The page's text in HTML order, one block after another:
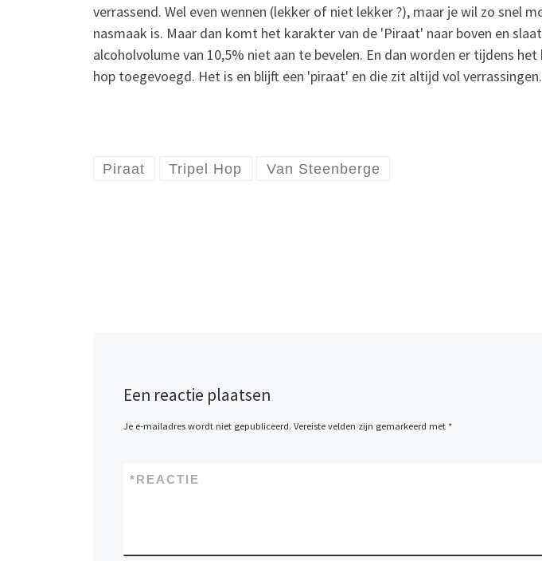
verrassend. Wel even wennen (lekker of niet lekker ?), maar je wil zo snel
nasmaak is. Maar dan komt het karakter van de 'Piraat' naar boven en
alcoholvolume van 10,5% niet aan te bevelen. En dan worden er tijdens
hop toegevoegd. Het is en blijft een 'piraat' en die zit altijd vol verrassingen.
Piraat Tripel Hop Van Steenberge
Een reactie plaatsen
Je e-mailadres wordt niet gepubliceerd. Vereiste velden zijn gemarkeerd met *
REACTIE
*